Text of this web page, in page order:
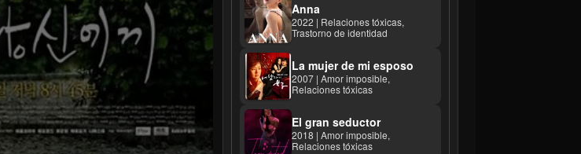
Anna
2022 | Relaciones tóxicas,
Trastorno de identidad
La mujer de mi esposo
2007 | Amor imposible,
Relaciones tóxicas
El gran seductor
2018 | Amor imposible,
Relaciones tóxicas